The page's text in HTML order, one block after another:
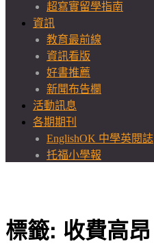
超寫實留學指南
資訊
教育最前線
資訊看版
好書推薦
新聞布告欄
活動訊息
各期期刊
EnglishOK 中學英閱誌
托福小學報
標籤: 收費高昂